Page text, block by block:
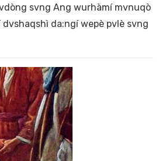
svng Ang wurhàmí mvnuqò
da:ngí wepè pvlè svng